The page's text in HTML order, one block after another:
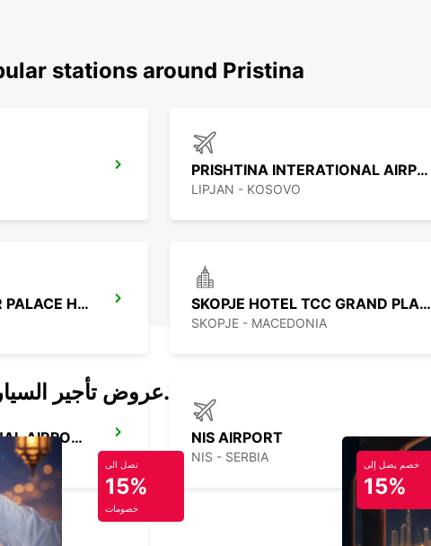
stations around Pristina
PRISHTINA INTERATIONAL AIRPORT
LIPJAN - KOSOVO
SKOPJE ALEKSANDAR PALACE HOTEL SKOPJE HOTEL TCC GRAND PLAZA
SKOPJE - MACEDONIA
SKOPJE INTERNATIONAL AIRPORT NIS AIRPORT
NIS - SERBIA
عروض تأجير السيارات والحافلات اليوم.
تصل الى
15%
خصومات
خصم يصل إلى
15%